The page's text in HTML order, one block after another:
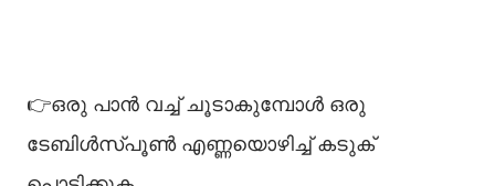
👉ഒരു പാൻ വച്ച് ചൂടാകുമ്പോൾ ഒരു
ടേബിൾസ്പൂൺ എണ്ണയൊഴിച്ച് കടുക്